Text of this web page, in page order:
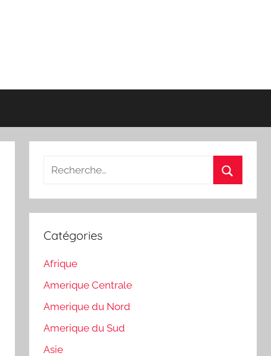
Recherche
:
Catégories
Afrique
Amerique Centrale
Amerique du Nord
Amerique du Sud
Asie